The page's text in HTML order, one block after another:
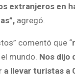
extranjeros en
agregó.
comentó que “
mundo. Nos dijo
a llevar turistas a